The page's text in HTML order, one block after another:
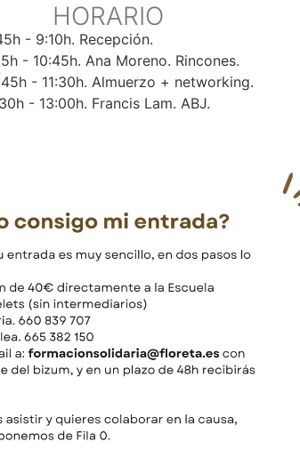
HORARIO
- 9:10h. Recepción.
- 10:45h. Ana Moreno. Rincones.
- 11:30h. Almuerzo + networking.
- 13:00h. Francis Lam. ABJ.